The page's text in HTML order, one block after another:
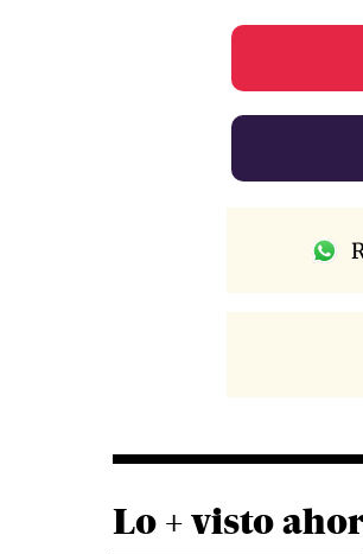
Lo + visto